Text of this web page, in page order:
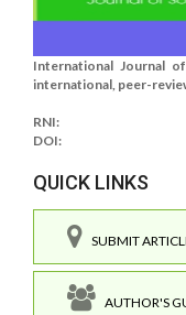
International Journal
international, peer-
RNI:
DOI:
QUICK LINKS
SUBMIT
AUTHOR'S